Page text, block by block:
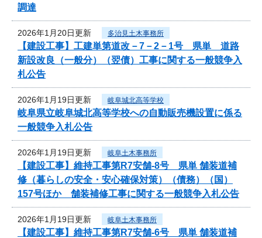
調達
2026年1月20日更新 多治見土木事務所
【建設工事】工建単第道改－7－2－1号 県単 道路
新設改良（一般分）（翌債）工事に関する一般競争入
札公告
2026年1月19日更新 岐阜城北高等学校
岐阜県立岐阜城北高等学校への自動販売機設置に係る
一般競争入札公告
2026年1月19日更新 岐阜土木事務所
【建設工事】維持工事第R7安舗-8号 県単 舗装道補
修（暮らしの安全・安心確保対策）（債務）（国）
157号ほか 舗装補修工事に関する一般競争入札公告
2026年1月19日更新 岐阜土木事務所
【建設工事】維持工事第R7安舗-6号 県単 舗装道補